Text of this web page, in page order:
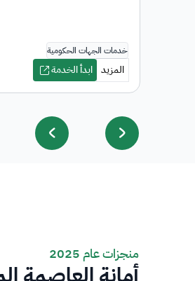
منجزات عام 2025